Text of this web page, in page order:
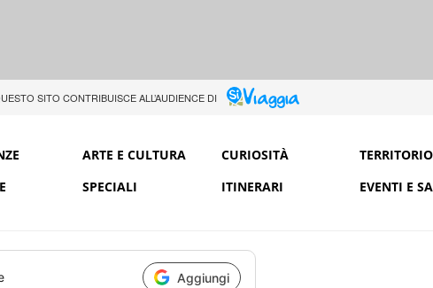
SITO CONTRIBUISCE ALL’AUDIENCE DI
ARTE E CULTURA CURIOSITÀ
TERRITORIO
SPECIALI ITINERARI EVENTI E
Aggiungi